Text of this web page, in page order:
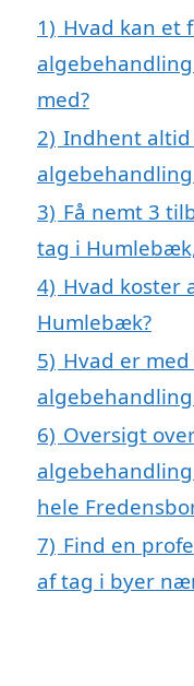
1) Hvad kan et
med?
2) Indhent
3) Få nemt 3
tag i
4) Hvad koster
Humlebæk?
5) Hvad er
6) Oversigt
hele
7) Find en
af tag i byer